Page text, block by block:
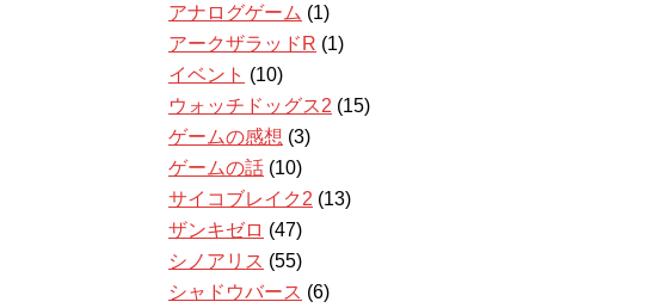
アナログゲーム (1)
アークザラッドR (1)
イベント (10)
ウォッチドッグス2 (15)
ゲームの感想 (3)
ゲームの話 (10)
サイコブレイク2 (13)
ザンキゼロ (47)
シノアリス (55)
シャドウバース (6)